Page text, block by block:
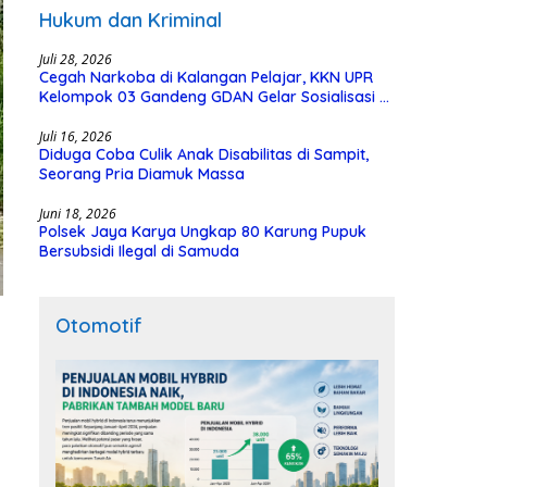
Hukum dan Kriminal
Juli 28, 2026
Cegah Narkoba di Kalangan Pelajar, KKN UPR
Kelompok 03 Gandeng GDAN Gelar Sosialisasi di
Juli 16, 2026
Diduga Coba Culik Anak Disabilitas di Sampit,
Seorang Pria Diamuk Massa
Juni 18, 2026
Polsek Jaya Karya Ungkap 80 Karung Pupuk
Bersubsidi Ilegal di Samuda
Otomotif